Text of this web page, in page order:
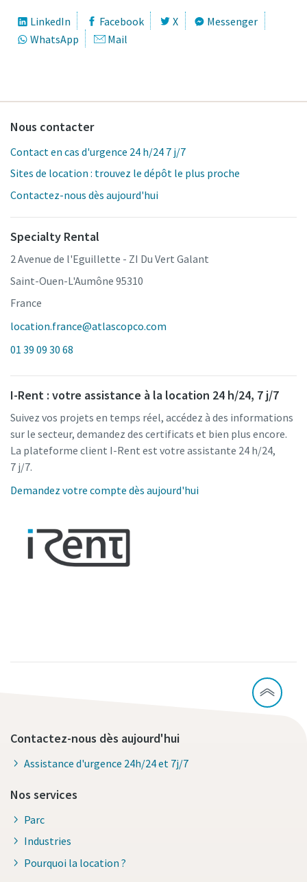
LinkedIn Facebook X
Messenger
WhatsApp
Mail
Nous contacter
Contact en cas d'urgence 24 h/24 7 j/7
Sites de location : trouvez le dépôt le plus proche
Contactez-nous dès aujourd'hui
Specialty Rental
2 Avenue de l'Eguillette - ZI Du Vert Galant
Saint-Ouen-L'Aumône 95310
France
location.france@atlascopco.com
01 39 09 30 68
I-Rent : votre assistance à la location 24 h/24, 7 j/7
Suivez vos projets en temps réel, accédez à des informations
sur le secteur, demandez des certificats et bien plus encore.
La plateforme client I-Rent est votre assistante 24 h/24,
7 j/7.
Demandez votre compte dès aujourd'hui
Contactez-nous dès aujourd'hui
Assistance d'urgence 24h/24 et 7j/7
Nos services
Parc
Industries
Pourquoi la location ?